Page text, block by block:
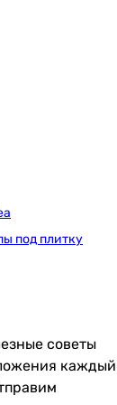
под плитку
советы
каждый